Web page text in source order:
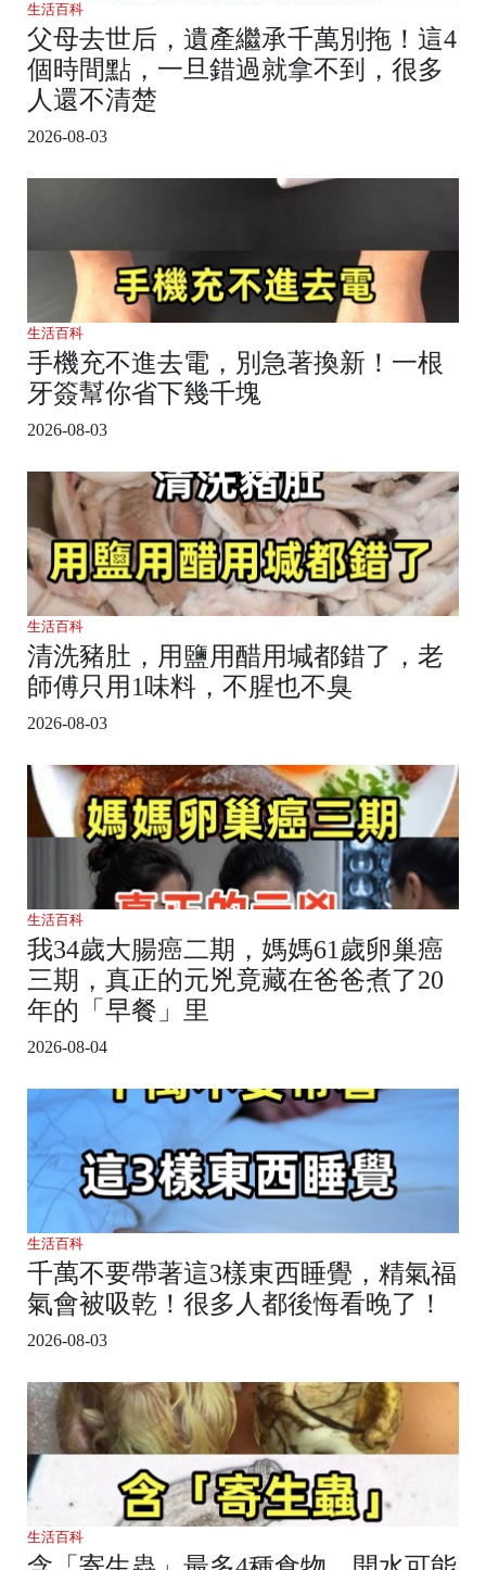
生活百科
父母去世后，遺產繼承千萬別拖！這4
個時間點，一旦錯過就拿不到，很多
人還不清楚
2026-08-03
生活百科
手機充不進去電，別急著換新！一根
牙簽幫你省下幾千塊
2026-08-03
生活百科
清洗豬肚，用鹽用醋用堿都錯了，老
師傅只用1味料，不腥也不臭
2026-08-03
生活百科
我34歲大腸癌二期，媽媽61歲卵巢癌
三期，真正的元兇竟藏在爸爸煮了20
年的「早餐」里
2026-08-04
生活百科
千萬不要帶著這3樣東西睡覺，精氣福
氣會被吸乾！很多人都後悔看晚了！
2026-08-03
生活百科